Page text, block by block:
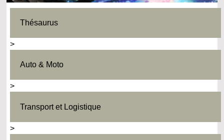
Thésaurus
>
Auto & Moto
>
Transport et Logistique
>